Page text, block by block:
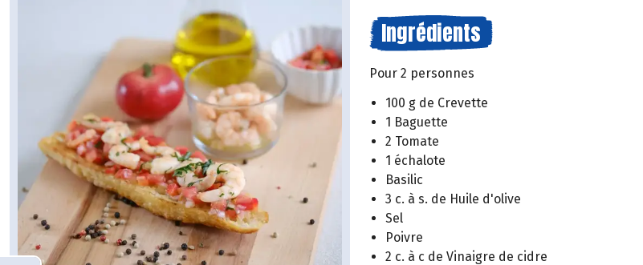
Ingrédients
Pour 2 personnes
100 g de Crevette
1 Baguette
2 Tomate
1 échalote
Basilic
3 c. à s. de Huile d'olive
Sel
Poivre
2 c. à c de Vinaigre de cidre